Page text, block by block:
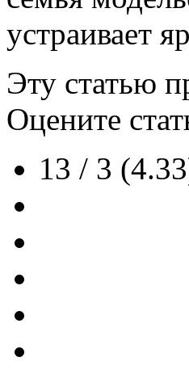
устраивает
Эту статью
Оцените
13 / 3